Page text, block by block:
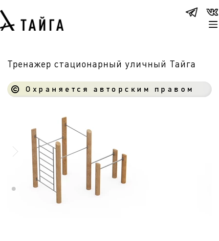
Тренажер стационарный уличный Тайга
Охраняется авторским правом